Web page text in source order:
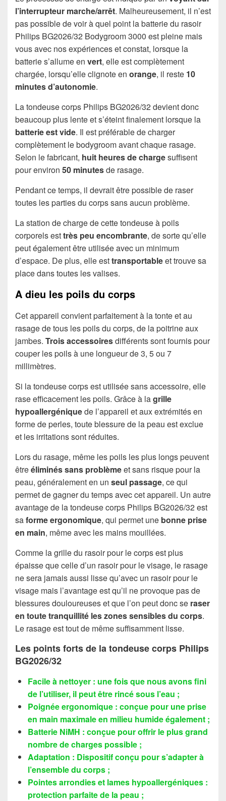
l’interrupteur marche/arrêt. Malheureusement, il n’est
pas possible de voir à quel point la batterie du rasoir
Philips BG2026/32 Bodygroom 3000 est pleine mais
vous avec nos expériences et constat, lorsque la
batterie s’allume en vert, elle est complètement
chargée, lorsqu’elle clignote en orange, il reste 10
minutes d’autonomie.
La tondeuse corps Philips BG2026/32 devient donc
beaucoup plus lente et s’éteint finalement lorsque la
batterie est vide. Il est préférable de charger
complètement le bodygroom avant chaque rasage.
Selon le fabricant, huit heures de chargesuffisent
pour environ 50 minutesde rasage.
Pendant ce temps, il devrait être possible de raser
toutes les parties du corps sans aucun problème.
La station de charge de cette tondeuse à poils
corporels esttrès peu encombrante, de sorte qu’elle
peut également être utilisée avec un minimum
d’espace. De plus, elle esttransportableet trouve sa
place dans toutes les valises.
A dieu les poils du corps
Cet appareil convient parfaitement à la tonte et au
rasage de tous les poils du corps, de la poitrine aux
jambes. Trois accessoiresdifférents sont fournis pour
couper les poils à une longueur de 3, 5 ou 7
millimètres.
Si la tondeuse corps est utilisée sans accessoire, elle
rase efficacement les poils. Grâce à lagrille
hypoallergéniquede l’appareil et aux extrémités en
forme de perles, toute blessure de la peau est exclue
et les irritations sont réduites.
Lors du rasage, même les poils les plus longs peuvent
êtreéliminés sans problèmeet sans risque pour la
peau, généralement en un seul passage, ce qui
permet de gagner du temps avec cet appareil. Un autre
avantage de la tondeuse corps Philips BG2026/32 est
saforme ergonomique, qui permet une bonne prise
en main, même avec les mains mouillées.
Comme la grille du rasoir pour le corps est plus
épaisse que celle d’un rasoir pour le visage, le rasage
ne sera jamais aussi lisse qu’avec un rasoir pour le
visage mais l’avantage est qu’il ne provoque pas de
blessures douloureuses et que l’on peut donc se raser
en toute tranquillité les zones sensibles du corps.
Le rasage est tout de même suffisamment lisse.
Les points forts de la tondeuse corps Philips
BG2026/32
Facile à nettoyer : une fois que nous avons fini
de l’utiliser, il peut être rincé sous l’eau ;
Poignée ergonomique : conçue pour une prise
en main maximale en milieu humide également ;
Batterie NiMH : conçue pour offrir le plus grand
nombre de charges possible ;
Adaptation : Dispositif conçu pour s’adapter à
l’ensemble du corps ;
Pointes arrondies et lames hypoallergéniques :
protection parfaite de la peau ;